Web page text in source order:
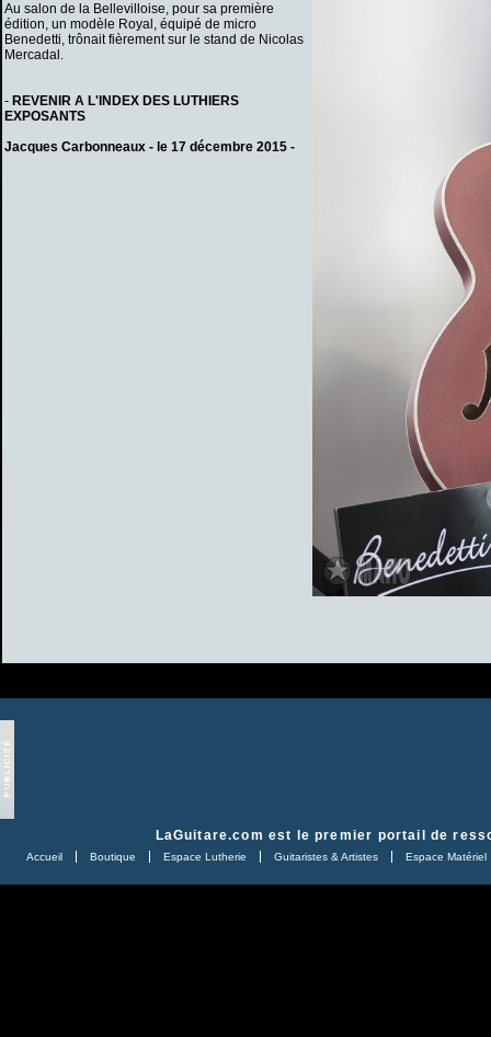
Au salon de la Bellevilloise, pour sa première
édition, un modèle Royal, équipé de micro
Benedetti, trônait fièrement sur le stand de Nicolas
Mercadal.
- REVENIR A L'INDEX DES LUTHIERS
EXPOSANTS
Jacques Carbonneaux - le 17 décembre 2015 -
LaGuitare.com est le premier portail de
Accueil Boutique Espace Lutherie Guitaristes & Artistes Espace Matériel